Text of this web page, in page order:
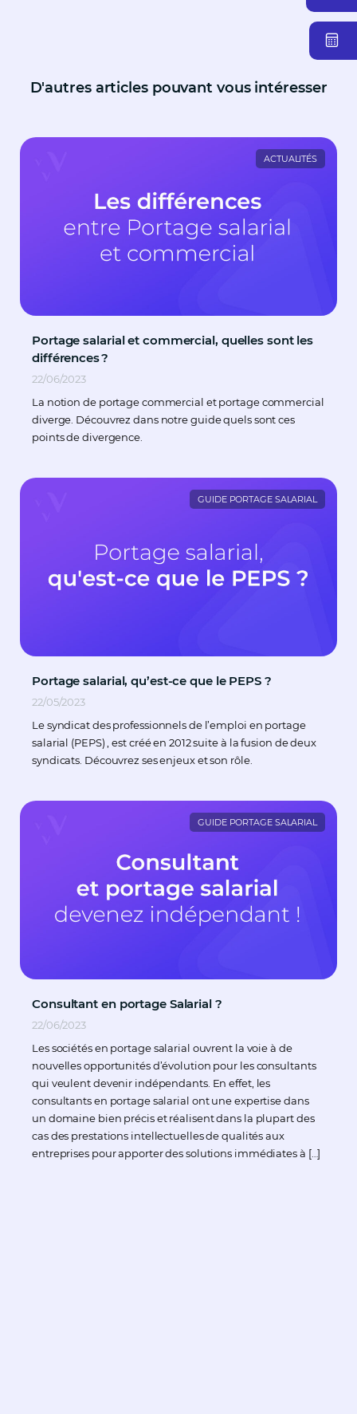
D'autres articles pouvant vous intéresser
ACTUALITÉS
Portage salarial et commercial, quelles sont les
différences ?
22/06/2023
La notion de portage commercial et portage commercial
diverge. Découvrez dans notre guide quels sont ces
points de divergence.
GUIDE PORTAGE SALARIAL
Portage salarial, qu’est-ce que le PEPS ?
22/05/2023
Le syndicat des professionnels de l’emploi en portage
salarial (PEPS) , est créé en 2012 suite à la fusion de deux
syndicats. Découvrez ses enjeux et son rôle.
GUIDE PORTAGE SALARIAL
Consultant en portage Salarial ?
22/06/2023
Les sociétés en portage salarial ouvrent la voie à de
nouvelles opportunités d’évolution pour les consultants
qui veulent devenir indépendants. En effet, les
consultants en portage salarial ont une expertise dans
un domaine bien précis et réalisent dans la plupart des
cas des prestations intellectuelles de qualités aux
entreprises pour apporter des solutions immédiates à […]